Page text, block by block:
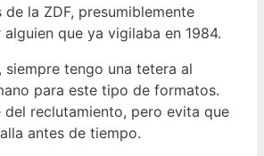
la ZDF, presumiblemente
que ya vigilaba en 1984.
siempre tengo una tetera al
para este tipo de formatos.
del reclutamiento, pero evita que
antes de tiempo.